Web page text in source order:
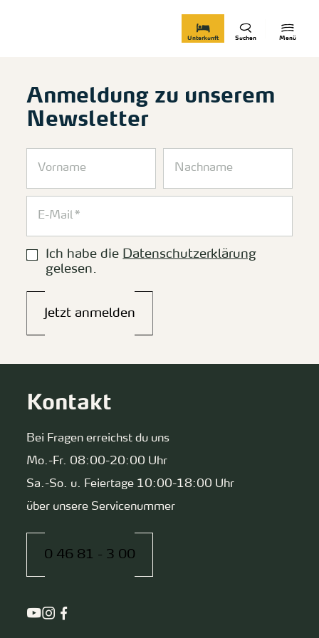
Menü
Suchen
Unterkunft
Anmeldung zu unserem
Newsletter
Ich habe die Datenschutzerklärung
gelesen.
Jetzt anmelden
Kontakt
Bei Fragen erreichst du uns
Mo.-Fr. 08:00-20:00 Uhr
Sa.-So. u. Feiertage 10:00-18:00 Uhr
über unsere Servicenummer
0 46 81 - 3 00